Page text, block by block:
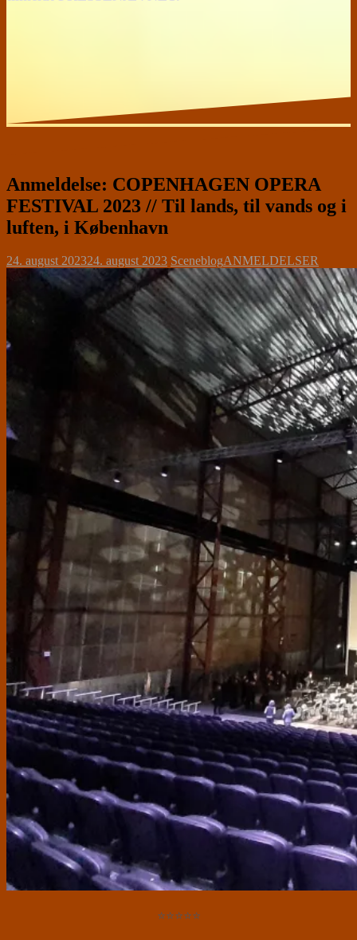
Anmeldelse: COPENHAGEN OPERA
FESTIVAL 2023 // Til lands, til vands og i
luften, i København
24. august 202324. august 2023 SceneblogANMELDELSER
⭐⭐⭐⭐⭐